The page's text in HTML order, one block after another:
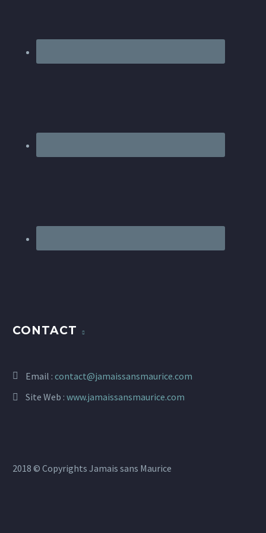
CONTACT
Email : contact@jamaissansmaurice.com
Site Web : www.jamaissansmaurice.com
2018 © Copyrights Jamais sans Maurice